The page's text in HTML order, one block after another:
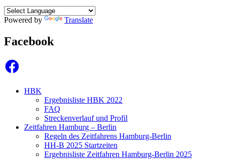
Powered by Translate
Facebook
Facebook
HBK
Ergebnisliste HBK 2022
FAQ
Streckenverlauf und Profil
Zeitfahren Hamburg – Berlin
Regeln des Zeitfahrens Hamburg-Berlin
HH-B 2025 Startzeiten
Ergebnisliste Zeitfahren Hamburg-Berlin 2025